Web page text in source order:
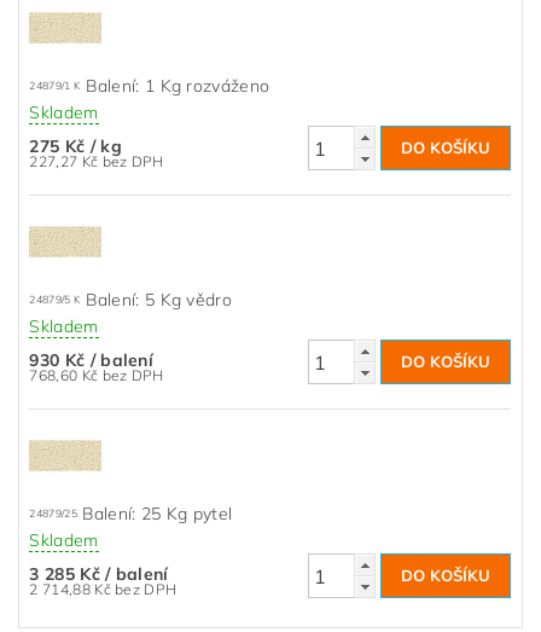
24879/1 K Balení: 1 Kg rozváženo
Skladem
275 Kč / kg
227,27 Kč bez DPH
24879/5 K Balení: 5 Kg vědro
Skladem
930 Kč / balení
768,60 Kč bez DPH
24879/25 Balení: 25 Kg pytel
Skladem
3 285 Kč/ balení
2 714,88 Kč bez DPH